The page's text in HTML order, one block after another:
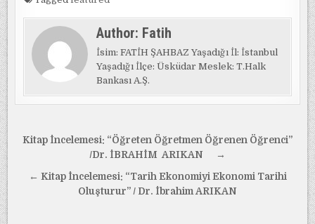
Author: Fatih
İsim: FATİH ŞAHBAZ Yaşadığı İl: İstanbul
Yaşadığı İlçe: Üsküdar Meslek: T.Halk
Bankası A.Ş.
Yazı
gezinmesi
Kitap İncelemesi: “Öğreten Öğretmen Öğrenen Öğrenci”
/Dr. İBRAHİM ARIKAN →
← Kitap İncelemesi: “Tarih Ekonomiyi Ekonomi Tarihi
Oluşturur” / Dr. İbrahim ARIKAN